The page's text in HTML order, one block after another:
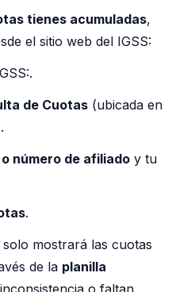
tienes acumuladas,
el sitio web del IGSS:
de Cuotas (ubicada en
o número de afiliado y tu
.
mostrará las cuotas
de la planilla
o faltan